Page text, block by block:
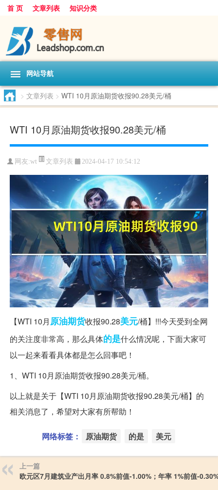
首 页 文章列表 知识分类
网站导航
> 文章列表 > WTI 10月原油期货收报90.28美元/桶
WTI 10月原油期货收报90.28美元/桶
网友:wt 文章列表 2024-04-17 10:54:12
【WTI 10月原油期货收报90.28美元/桶】!!!今天受到全网
的关注度非常高，那么具体的是什么情况呢，下面大家可
以一起来看看具体都是怎么回事吧！
1、WTI 10月原油期货收报90.28美元/桶。
以上就是关于【WTI 10月原油期货收报90.28美元/桶】的
相关消息了，希望对大家有所帮助！
网络标签： 原油期货 的是 美元
上一篇
欧元区7月建筑业产出月率 0.8%前值-1.00%；年率 1%前值-